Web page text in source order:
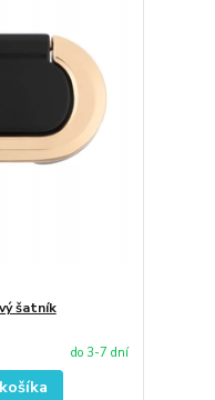
šatník
do 3-7 dní